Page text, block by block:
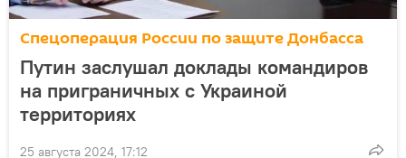
Спецоперация России по защите Донбасса
Путин заслушал доклады командиров
на приграничных с Украиной
территориях
25 августа 2024, 17:12